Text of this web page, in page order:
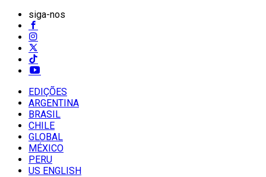
siga-nos
EDIÇÕES
ARGENTINA
BRASIL
CHILE
GLOBAL
MÉXICO
PERU
US ENGLISH